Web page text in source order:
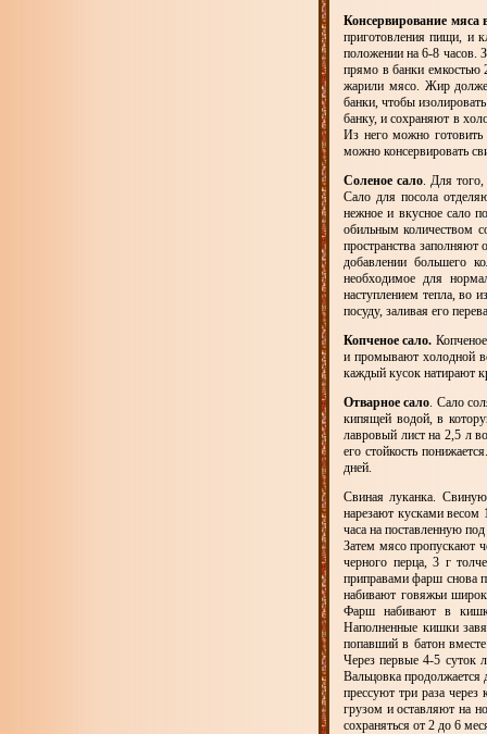
Консервирование мяса
приготовления пищи, и
положении на 6-8 часов.
прямо в банки емкостью
жарили мясо. Жир
банки, чтобы
банку, и сохраняют в
Из него можно готовить
можно консервировать
Соленое сало. Для того,
Сало для посола
нежное и вкусное сало
обильным количеством
пространства
добавлении большего
необходимое для
наступлением тепла, во
посуду, заливая его
Копченое сало.
и промывают холодной
каждый кусок натирают
Отварное сало. Сало
кипящей водой, в
лавровый лист на 2,5 л
его стойкость
дней.
Свиная луканка.
нарезают кусками
часа на поставленную
Затем мясо пропускают
черного перца, 3 г
приправами фарш снова
набивают говяжьи
Фарш набивают в
Наполненные кишки
попавший в батон
Через первые 4-5 суток
Вальцовка
прессуют три раза
грузом и оставляют на
сохраняться от 2 до 6